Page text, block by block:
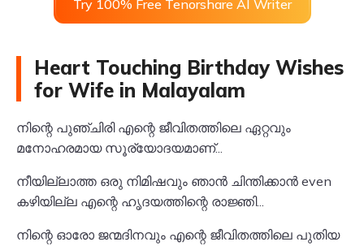
Try 100% Free Tenorshare AI Writer
Heart Touching Birthday Wishes
for Wife in Malayalam
നിന്റെ പുഞ്ചിരി എന്റെ ജീവിതത്തിലെ ഏറ്റവും
മനോഹരമായ സൂര്യോദയമാണ്...
നീയില്ലാത്ത ഒരു നിമിഷവും ഞാൻ ചിന്തിക്കാൻ even
കഴിയില്ല എന്റെ ഹൃദയത്തിന്റെ രാജ്ഞി...
നിന്റെ ഓരോ ജന്മദിനവും എന്റെ ജീവിതത്തിലെ പുതിയ